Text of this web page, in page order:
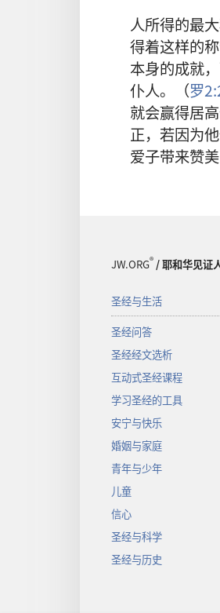
人所得的最
得着这样的
本身的成就
仆人。（罗
就会赢得居
正，若因为
爱子带来赞美
JW.ORG® / 耶和华见证
圣经与生活
圣经问答
圣经经文选析
互动式圣经课程
学习圣经的工具
安宁与快乐
婚姻与家庭
青年与少年
儿童
信心
圣经与科学
圣经与历史